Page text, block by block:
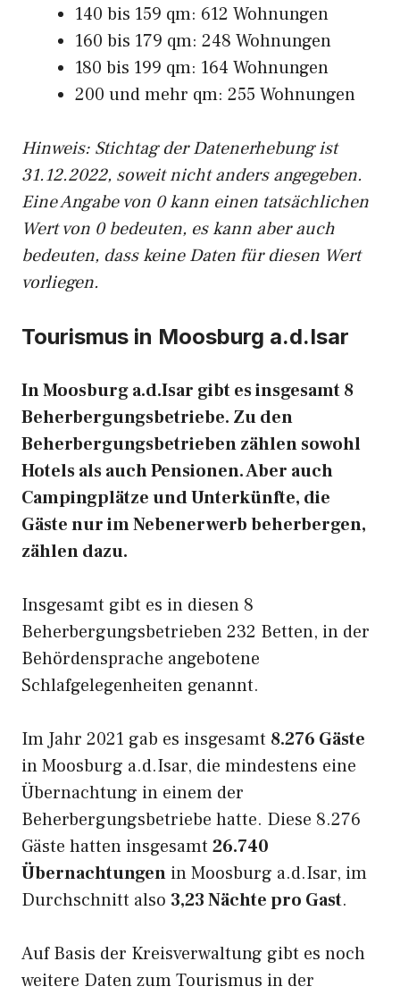
140 bis 159 qm: 612 Wohnungen
160 bis 179 qm: 248 Wohnungen
180 bis 199 qm: 164 Wohnungen
200 und mehr qm: 255 Wohnungen
Hinweis: Stichtag der Datenerhebung ist
31.12.2022, soweit nicht anders angegeben.
Eine Angabe von 0 kann einen tatsächlichen
Wert von 0 bedeuten, es kann aber auch
bedeuten, dass keine Daten für diesen Wert
vorliegen.
Tourismus in Moosburg a.d.Isar
In Moosburg a.d.Isar gibt es insgesamt 8
Beherbergungsbetriebe. Zu den
Beherbergungsbetrieben zählen sowohl
Hotels als auch Pensionen. Aber auch
Campingplätze und Unterkünfte, die
Gäste nur im Nebenerwerb beherbergen,
zählen dazu.
Insgesamt gibt es in diesen 8
Beherbergungsbetrieben 232 Betten, in der
Behördensprache angebotene
Schlafgelegenheiten genannt.
Im Jahr 2021 gab es insgesamt 8.276 Gäste
in Moosburg a.d.Isar, die mindestens eine
Übernachtung in einem der
Beherbergungsbetriebe hatte. Diese 8.276
Gäste hatten insgesamt 26.740
Übernachtungen in Moosburg a.d.Isar, im
Durchschnitt also 3,23 Nächte pro Gast.
Auf Basis der Kreisverwaltung gibt es noch
weitere Daten zum Tourismus in der